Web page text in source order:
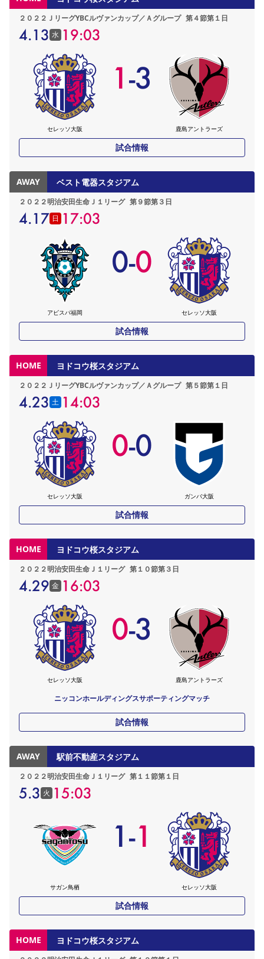
２０２２ＪリーグYBCルヴァンカップ／Ａグループ 第４節第１日
4.13 水 19:03
セレッソ大阪
1-3
鹿島アントラーズ
試合情報
AWAY ベスト電器スタジアム
２０２２明治安田生命Ｊ１リーグ 第９節第３日
4.17 日 17:03
アビスパ福岡
0-0
セレッソ大阪
試合情報
HOME ヨドコウ桜スタジアム
２０２２ＪリーグYBCルヴァンカップ／Ａグループ 第５節第１日
4.23 土 14:03
セレッソ大阪
0-0
ガンバ大阪
試合情報
HOME ヨドコウ桜スタジアム
２０２２明治安田生命Ｊ１リーグ 第１０節第３日
4.29 金 16:03
セレッソ大阪
0-3
鹿島アントラーズ
ニッコンホールディングスサポーティングマッチ
試合情報
AWAY 駅前不動産スタジアム
２０２２明治安田生命Ｊ１リーグ 第１１節第１日
5.3 火 15:03
サガン鳥栖
1-1
セレッソ大阪
試合情報
HOME ヨドコウ桜スタジアム